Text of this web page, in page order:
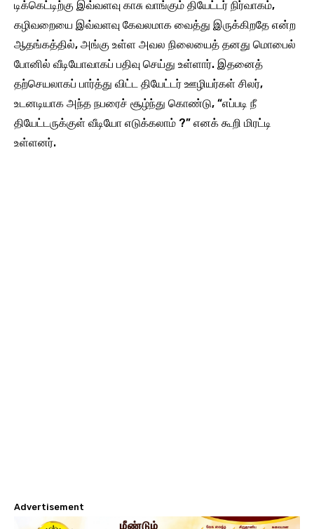
டிக்கெட்டிற்கு இவ்வளவு காசு வாங்கும் தியேட்டர் நிர்வாகம்,
கழிவறையை இவ்வளவு கேவலமாக வைத்து இருக்கிறதே என்ற
ஆதங்கத்தில், அங்கு உள்ள அவல நிலையைத் தனது மொபைல்
போனில் வீடியோவாகப் பதிவு செய்து உள்ளார். இதனைத்
தற்செயலாகப் பார்த்து விட்ட தியேட்டர் ஊழியர்கள் சிலர்,
உடனடியாக அந்த நபரைச் சூழ்ந்து கொண்டு, “எப்படி நீ
தியேட்டருக்குள் வீடியோ எடுக்கலாம் ?” எனக் கூறி மிரட்டி
உள்ளனர்.
Advertisement